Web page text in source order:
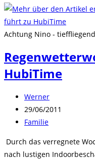
Achtung Nino -
HubiTime
Beitrags-
Autor:
Werner
Beitrag
veröffentlicht:
29/06/2011
Beitrags-
Familie
Durch das verregnete
nach lustigen